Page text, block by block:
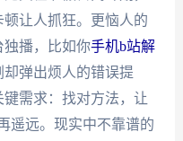
让人抓狂。更恼人的
独播，比如你手机b站解
弹出烦人的错误提
需求：找对方法，让
遥远。现实中不靠谱的